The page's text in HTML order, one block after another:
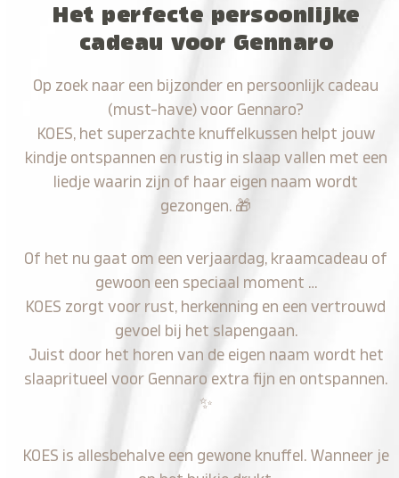
Het perfecte persoonlijke
cadeau voor Gennaro
Op zoek naar een bijzonder en persoonlijk cadeau
(must-have) voor Gennaro?
KOES, het superzachte knuffelkussen helpt jouw
kindje ontspannen en rustig in slaap vallen met een
liedje waarin zijn of haar eigen naam wordt
gezongen. 🎁
Of het nu gaat om een verjaardag, kraamcadeau of
gewoon een speciaal moment …
KOES zorgt voor rust, herkenning en een vertrouwd
gevoel bij het slapengaan.
Juist door het horen van de eigen naam wordt het
slaapritueel voor Gennaro extra fijn en ontspannen.
✨
KOES is allesbehalve een gewone knuffel. Wanneer je